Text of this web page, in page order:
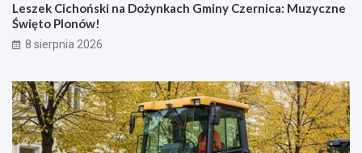
Leszek Cichoński na Dożynkach Gminy Czernica: Muzyczne
Święto Plonów!
8 sierpnia 2026